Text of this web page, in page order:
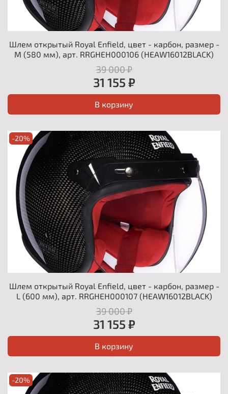
Шлем открытый Royal Enfield, цвет - карбон, размер -
M (580 мм), арт. RRGHEH000106 (HEAW16012BLACK)
39 000 ₽
31 155 ₽
В корзину
-20%
Шлем открытый Royal Enfield, цвет - карбон, размер -
L (600 мм), арт. RRGHEH000107 (HEAW16012BLACK)
39 000 ₽
31 155 ₽
В корзину
-20%